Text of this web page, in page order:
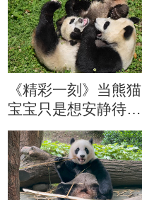
《精彩一刻》当熊猫
宝宝只是想安静待会
儿